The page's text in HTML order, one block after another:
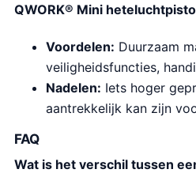
QWORK® Mini
Voordelen: Duurzaam
veiligheidsfuncties,
Nadelen: Iets hoger
aantrekkelijk kan zijn
FAQ
Wat is het verschil tussen